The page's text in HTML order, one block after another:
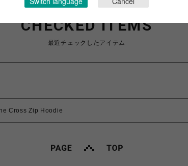
CHECKED ITEMS
最近チェックしたアイテム
Cross Zip Hoodie